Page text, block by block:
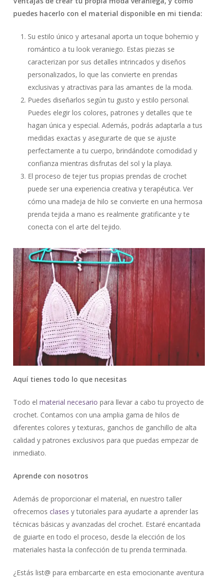
puedes hacerlo con el material disponible en mi tienda:
Su estilo único y artesanal aporta un toque bohemio y
romántico a tu look veraniego. Estas piezas se
caracterizan por sus detalles intrincados y diseños
personalizados, lo que las convierte en prendas
exclusivas y atractivas para las amantes de la moda.
Puedes diseñarlos según tu gusto y estilo personal.
Puedes elegir los colores, patrones y detalles que te
hagan única y especial. Además, podrás adaptarla a tus
medidas exactas y asegurarte de que se ajuste
perfectamente a tu cuerpo, brindándote comodidad y
confianza mientras disfrutas del sol y la playa.
El proceso de tejer tus propias prendas de crochet
puede ser una experiencia creativa y terapéutica. Ver
cómo una madeja de hilo se convierte en una hermosa
prenda tejida a mano es realmente gratificante y te
conecta con el arte del tejido.
Aquí tienes todo lo que necesitas
Todo el material necesario para llevar a cabo tu proyecto de
crochet. Contamos con una amplia gama de hilos de
diferentes colores y texturas, ganchos de ganchillo de alta
calidad y patrones exclusivos para que puedas empezar de
inmediato.
Aprende con nosotros
Además de proporcionar el material, en nuestro taller
ofrecemos clases y tutoriales para ayudarte a aprender las
técnicas básicas y avanzadas del crochet. Estaré encantada
de guiarte en todo el proceso, desde la elección de los
materiales hasta la confección de tu prenda terminada.
¿Estás list@ para embarcarte en esta emocionante aventura